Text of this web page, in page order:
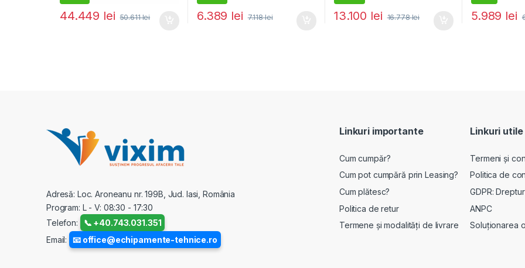
44.449 lei 50.611lei 6.389 lei 7.118lei 13.100 lei 16.778lei 5.989 lei
Adresă: Loc. Aroneanu nr. 199B, Jud. Iasi, România
Program: L - V: 08:30 - 17:30
Telefon:
📞 +40.743.031.351
Email:
📧 office@echipamente-tehnice.ro
Linkuri importante
Cum cumpăr?
Cum pot cumpără prin Leasing?
Cum plătesc?
Politica de retur
Termene și modalități de livrare
Linkuri utile
Termeni și
Politica de
GDPR:
ANPC
Soluționarea